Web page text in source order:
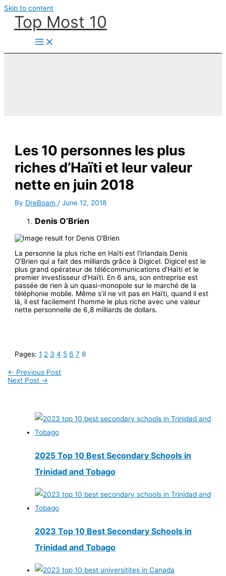
Skip to content
Top Most 10
Les 10 personnes les plus
riches d’Haïti et leur valeur
nette en juin 2018
By DreBoam/June 12, 2018
Denis O’Brien
La personne la plus riche en Haïti est l’Irlandais Denis
O’Brien qui a fait des milliards grâce à Digicel. Digicel est le
plus grand opérateur de télécommunications d’Haïti et le
premier investisseur d’Haïti. En 6 ans, son entreprise est
passée de rien à un quasi-monopole sur le marché de la
téléphonie mobile. Même s’il ne vit pas en Haïti, quand il est
là, il est facilement l’homme le plus riche avec une valeur
nette personnelle de 6,8 milliards de dollars.
Pages:1 2 3 4 5 6 7 8
← Previous Post
Next Post →
2025 Top 10 Best Secondary Schools in
Trinidad and Tobago
2023 Top 10 Best Secondary Schools in
Trinidad and Tobago